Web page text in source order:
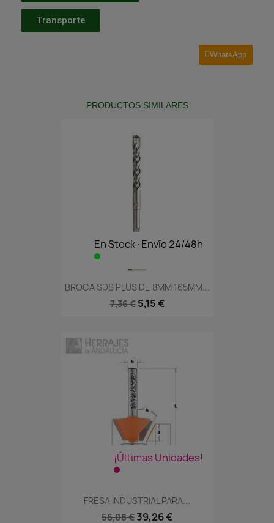
Transporte
WhatsApp
PRODUCTOS SIMILARES
En Stock·Envío 24/48h
BROCA SDS PLUS DE 8MM 165MM...
7,36 € 5,15 €
¡Últimas Unidades!
FRESA INDUSTRIAL PARA...
56,08 € 39,26 €